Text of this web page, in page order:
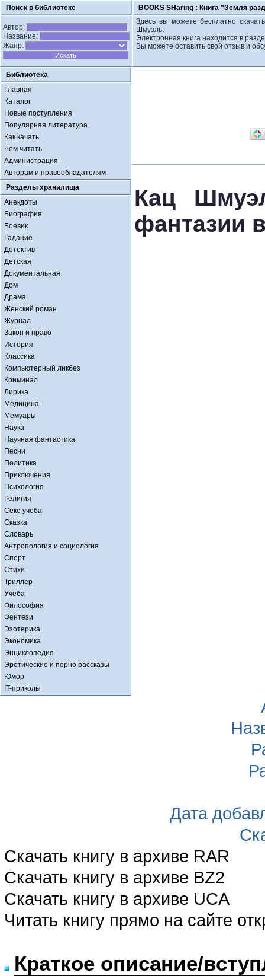
Поиск в библиотеке BOOKS SHaring : Книга "Земля
Автор:
Название:
Жанр:
Здесь вы можете бесплатно
Шмуэль.
Электронная книга находится в
Вы можете оставить свой отзыв и
Библиотека
Главная
Каталог
Новые поступления
Популярная литература
Как качать
Чем читать
Администрация
Авторам и правообладателям
Разделы хранилища
Анекдоты
Биография
Боевик
Гадание
Детектив
Детская
Документальная
Дом
Драма
Женский роман
Журнал
Закон и право
История
Классика
Компьютерный ликбез
Криминал
Лирика
Медицина
Мемуары
Наука
Научная фантастика
Песни
Политика
Приключения
Психология
Религия
Секс-учеба
Сказка
Словарь
Антропология и социология
Спорт
Стихи
Триллер
Учеба
Философия
Фентези
Эзотерика
Экономика
Энциклопедия
Эротические и порно рассказы
Юмор
IT-приколы
Кац
фантазии
Дата
Скачать книгу в архиве RAR
Скачать книгу в архиве BZ2
Скачать книгу в архиве UCA
Читать книгу прямо на сайте
Краткое описание/